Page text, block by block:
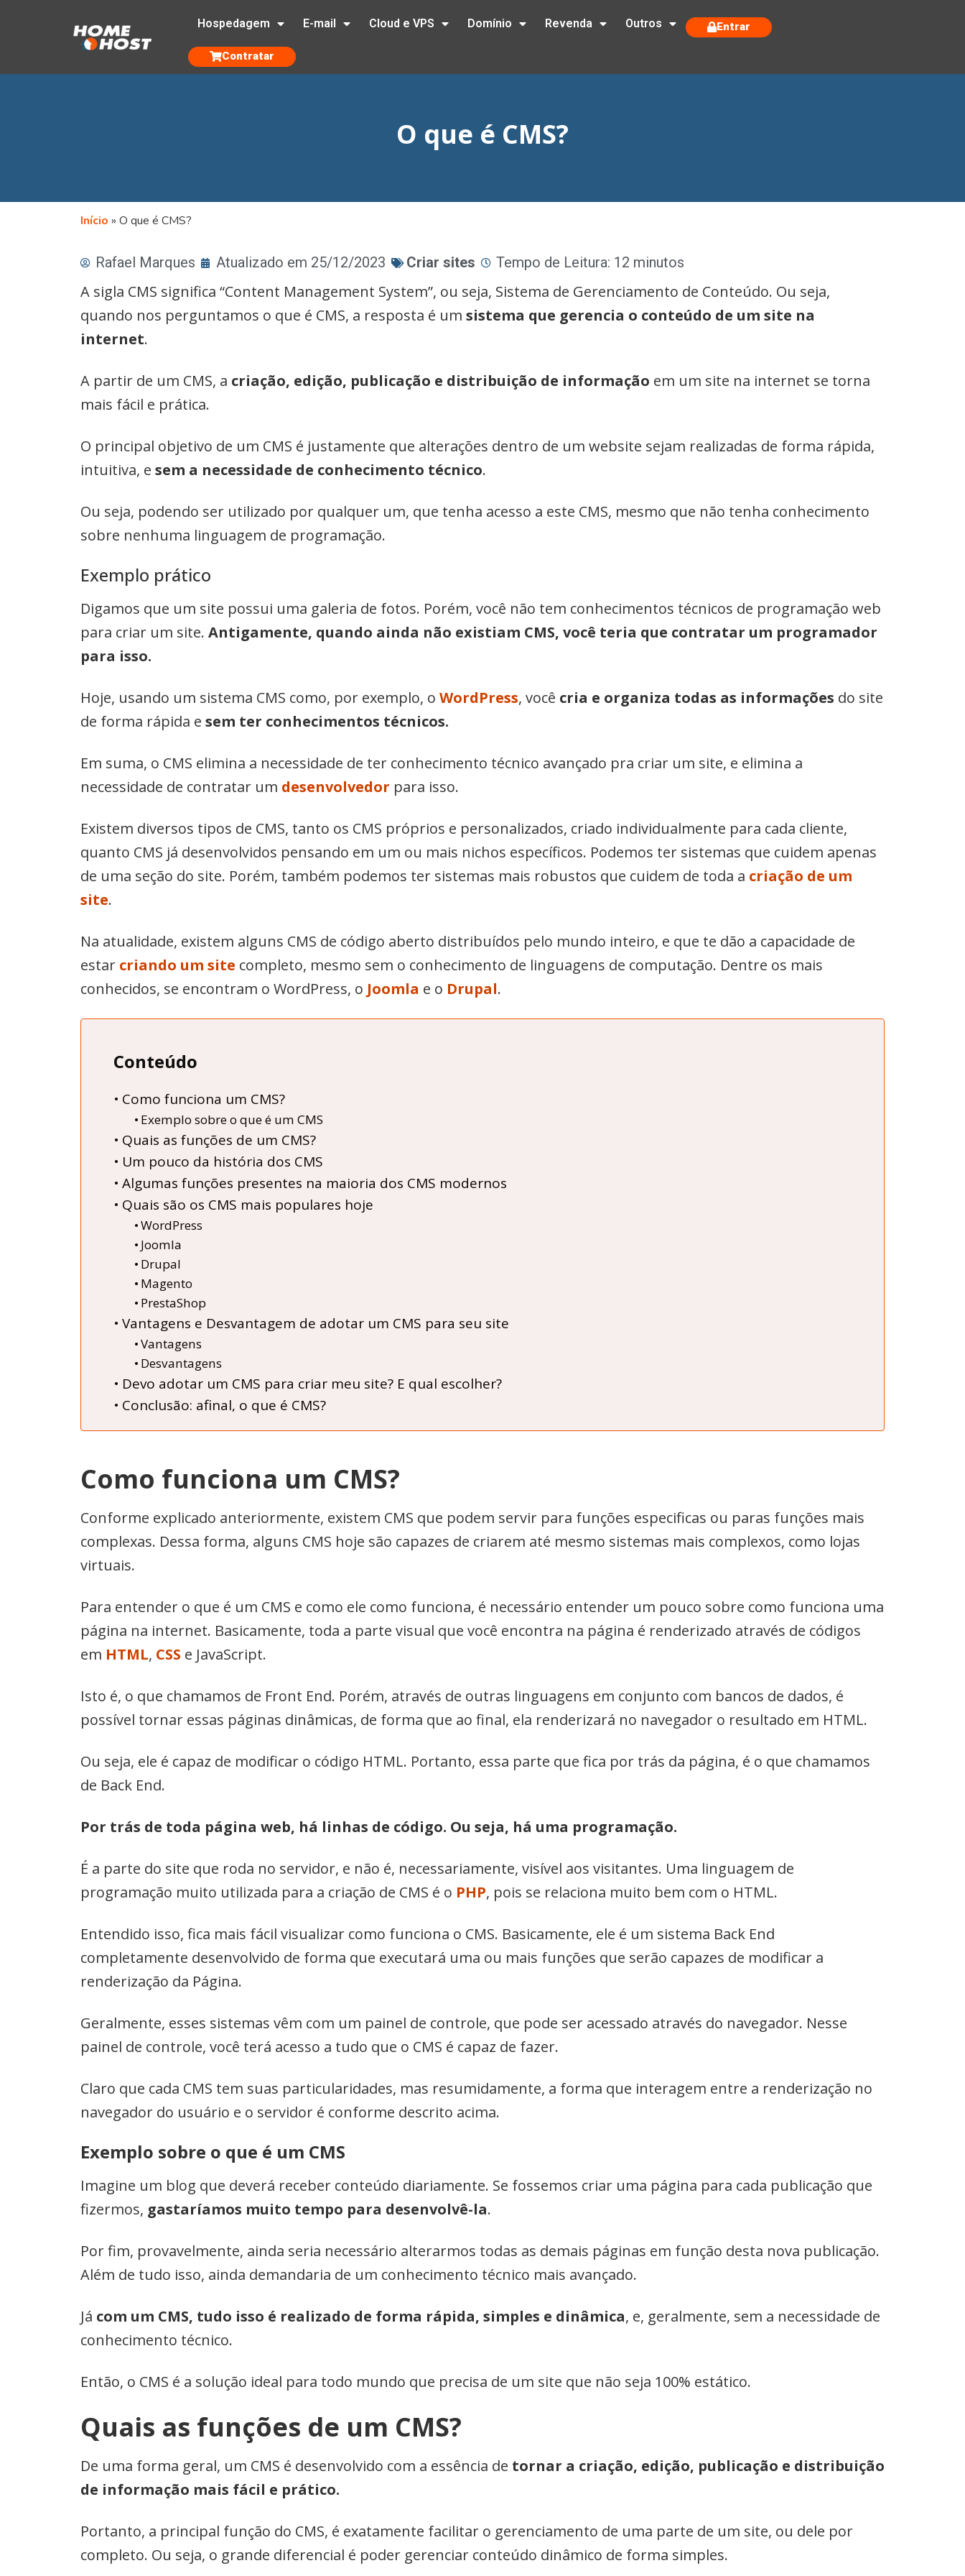
Hospedagem E-mail Cloud e VPS Domínio Revenda Outros Entrar
Contratar
O que é CMS?
Início » O que é CMS?
Rafael Marques Atualizado em 25/12/2023 Criar sites Tempo de Leitura: 12 minutos
A sigla CMS significa “Content Management System”, ou seja, Sistema de Gerenciamento de Conteúdo. Ou seja,
quando nos perguntamos o que é CMS, a resposta é um sistema que gerencia o conteúdo de um site na
internet.
A partir de um CMS, a criação, edição, publicação e distribuição de informação em um site na internet se torna
mais fácil e prática.
O principal objetivo de um CMS é justamente que alterações dentro de um website sejam realizadas de forma rápida,
intuitiva, e sem a necessidade de conhecimento técnico.
Ou seja, podendo ser utilizado por qualquer um, que tenha acesso a este CMS, mesmo que não tenha conhecimento
sobre nenhuma linguagem de programação.
Exemplo prático
Digamos que um site possui uma galeria de fotos. Porém, você não tem conhecimentos técnicos de programação web
para criar um site. Antigamente, quando ainda não existiam CMS, você teria que contratar um programador
para isso.
Hoje, usando um sistema CMS como, por exemplo, o WordPress, você cria e organiza todas as informações do site
de forma rápida e sem ter conhecimentos técnicos.
Em suma, o CMS elimina a necessidade de ter conhecimento técnico avançado pra criar um site, e elimina a
necessidade de contratar um desenvolvedor para isso.
Existem diversos tipos de CMS, tanto os CMS próprios e personalizados, criado individualmente para cada cliente,
quanto CMS já desenvolvidos pensando em um ou mais nichos específicos. Podemos ter sistemas que cuidem apenas
de uma seção do site. Porém, também podemos ter sistemas mais robustos que cuidem de toda a criação de um
site.
Na atualidade, existem alguns CMS de código aberto distribuídos pelo mundo inteiro, e que te dão a capacidade de
estar criando um site completo, mesmo sem o conhecimento de linguagens de computação. Dentre os mais
conhecidos, se encontram o WordPress, o Joomla e o Drupal.
Conteúdo
Como funciona um CMS?
Exemplo sobre o que é um CMS
Quais as funções de um CMS?
Um pouco da história dos CMS
Algumas funções presentes na maioria dos CMS modernos
Quais são os CMS mais populares hoje
WordPress
Joomla
Drupal
Magento
PrestaShop
Vantagens e Desvantagem de adotar um CMS para seu site
Vantagens
Desvantagens
Devo adotar um CMS para criar meu site? E qual escolher?
Conclusão: afinal, o que é CMS?
Como funciona um CMS?
Conforme explicado anteriormente, existem CMS que podem servir para funções especificas ou paras funções mais
complexas. Dessa forma, alguns CMS hoje são capazes de criarem até mesmo sistemas mais complexos, como lojas
virtuais.
Para entender o que é um CMS e como ele como funciona, é necessário entender um pouco sobre como funciona uma
página na internet. Basicamente, toda a parte visual que você encontra na página é renderizado através de códigos
em HTML, CSS e JavaScript.
Isto é, o que chamamos de Front End. Porém, através de outras linguagens em conjunto com bancos de dados, é
possível tornar essas páginas dinâmicas, de forma que ao final, ela renderizará no navegador o resultado em HTML.
Ou seja, ele é capaz de modificar o código HTML. Portanto, essa parte que fica por trás da página, é o que chamamos
de Back End.
Por trás de toda página web, há linhas de código. Ou seja, há uma programação.
É a parte do site que roda no servidor, e não é, necessariamente, visível aos visitantes. Uma linguagem de
programação muito utilizada para a criação de CMS é o PHP, pois se relaciona muito bem com o HTML.
Entendido isso, fica mais fácil visualizar como funciona o CMS. Basicamente, ele é um sistema Back End
completamente desenvolvido de forma que executará uma ou mais funções que serão capazes de modificar a
renderização da Página.
Geralmente, esses sistemas vêm com um painel de controle, que pode ser acessado através do navegador. Nesse
painel de controle, você terá acesso a tudo que o CMS é capaz de fazer.
Claro que cada CMS tem suas particularidades, mas resumidamente, a forma que interagem entre a renderização no
navegador do usuário e o servidor é conforme descrito acima.
Exemplo sobre o que é um CMS
Imagine um blog que deverá receber conteúdo diariamente. Se fossemos criar uma página para cada publicação que
fizermos, gastaríamos muito tempo para desenvolvê-la.
Por fim, provavelmente, ainda seria necessário alterarmos todas as demais páginas em função desta nova publicação.
Além de tudo isso, ainda demandaria de um conhecimento técnico mais avançado.
Já com um CMS, tudo isso é realizado de forma rápida, simples e dinâmica, e, geralmente, sem a necessidade de
conhecimento técnico.
Então, o CMS é a solução ideal para todo mundo que precisa de um site que não seja 100% estático.
Quais as funções de um CMS?
De uma forma geral, um CMS é desenvolvido com a essência de tornar a criação, edição, publicação e distribuição
de informação mais fácil e prático.
Portanto, a principal função do CMS, é exatamente facilitar o gerenciamento de uma parte de um site, ou dele por
completo. Ou seja, o grande diferencial é poder gerenciar conteúdo dinâmico de forma simples.